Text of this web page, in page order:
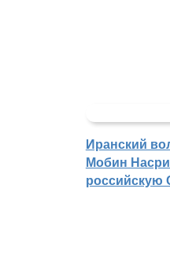
Иранский
Мобин
российскую